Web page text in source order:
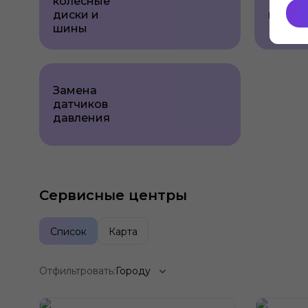
диски и
шины
колес
Замена
датчиков
давления
Сервисные центры
Список Карта
Отфильтровать:Городу